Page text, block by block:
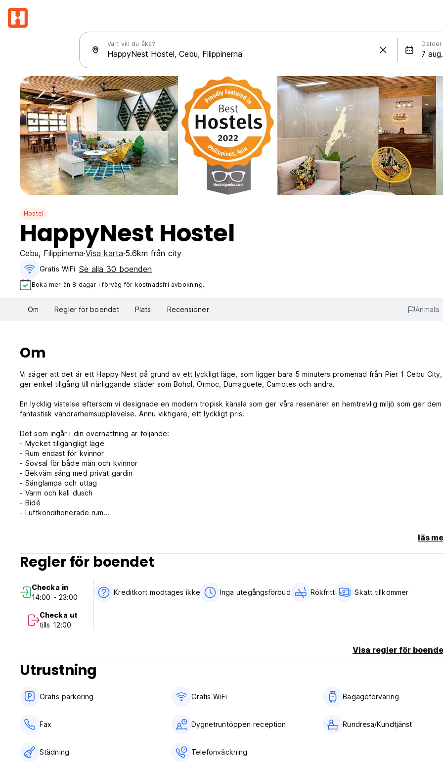
Vart vill du åka? Datoer
Hostel
HappyNest Hostel
Cebu, Filippinerna Visa karta 5.6km från city
Gratis WiFi Se alla 30 boenden
Boka mer än 8 dagar i förväg för kostnadsfri avbokning.
Om Regler för boendet Plats Recensioner Anmäla
Om
Vi säger att det är ett Happy Nest på grund av ett lyckligt läge, som ligger bara 5 minuters promenad från Pier 1 Cebu
ger enkel tillgång till närliggande städer som Bohol, Ormoc, Dumaguete, Camotes och andra.
En lycklig vistelse eftersom vi designade en modern tropisk känsla som ger våra resenärer en hemtrevlig miljö som ger
fantastisk vandrarhemsupplevelse. Ännu viktigare, ett lyckligt pris.
Det som ingår i din övernattning är följande:
- Mycket tillgängligt läge
- Rum endast för kvinnor
- Sovsal för både män och kvinnor
- Bekväm säng med privat gardin
- Sänglampa och uttag
- Varm och kall dusch
- Bidé
- Luftkonditionerade rum
Allt du behöver för att vara lycklig.
Vi ses @HappyNest Hostel i Cebu.
*** Fastighetspolicy och villkor:
1. Avbokningsregler: EJ ÅTERBETALNING för alla bokningar och priser.
2. Incheckning från kl. 14.00 till 23.00.
3. Utcheckning före kl. 12.00 (middag).
4. Betalning endast kontant vid ankomst.
6. Skatter: ingår ej.
- En extra skatt på 12 % tillkommer i receptionen.
8. Inget utegångsförbud.
9. Ingen rökning på rummen, men rökområde finns.
läs
Regler för boendet
Checka in
14:00 - 23:00
Checka ut
tills 12:00
Kreditkort modtages ikke Inga utegångsförbud Rökfritt Skatt tillkommer
Visa regler för
Utrustning
Gratis parkering Gratis WiFi Bagageförvaring
Fax Dygnetruntöppen reception Rundresa/Kundtjänst
Städning Telefonväckning